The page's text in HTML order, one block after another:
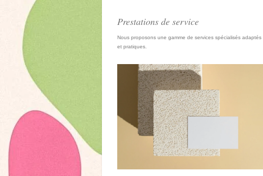
Prestations de service
Nous proposons une gamme de services spécialisés
et pratiques.